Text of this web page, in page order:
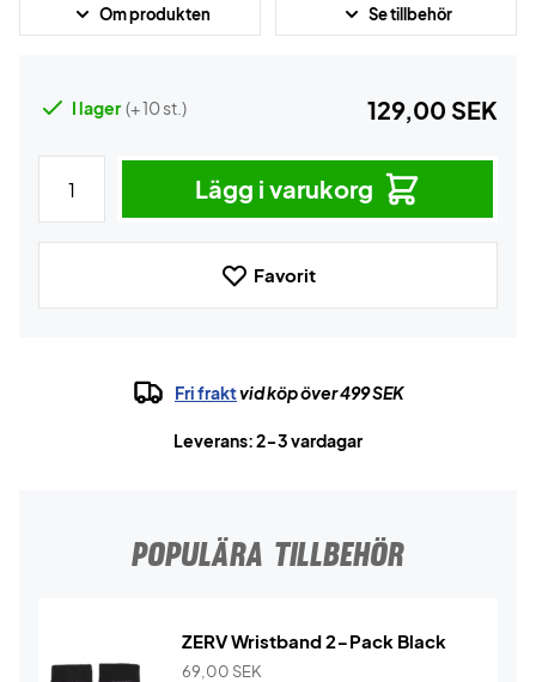
Om produkten Se tillbehör
I lager (+ 10 st.) 129,00 SEK
Lägg i varukorg
Favorit
Fri fraktvid köp över 499 SEK
Leverans: 2-3 vardagar
POPULÄRA TILLBEHÖR
ZERV Wristband 2-Pack Black
69,00 SEK